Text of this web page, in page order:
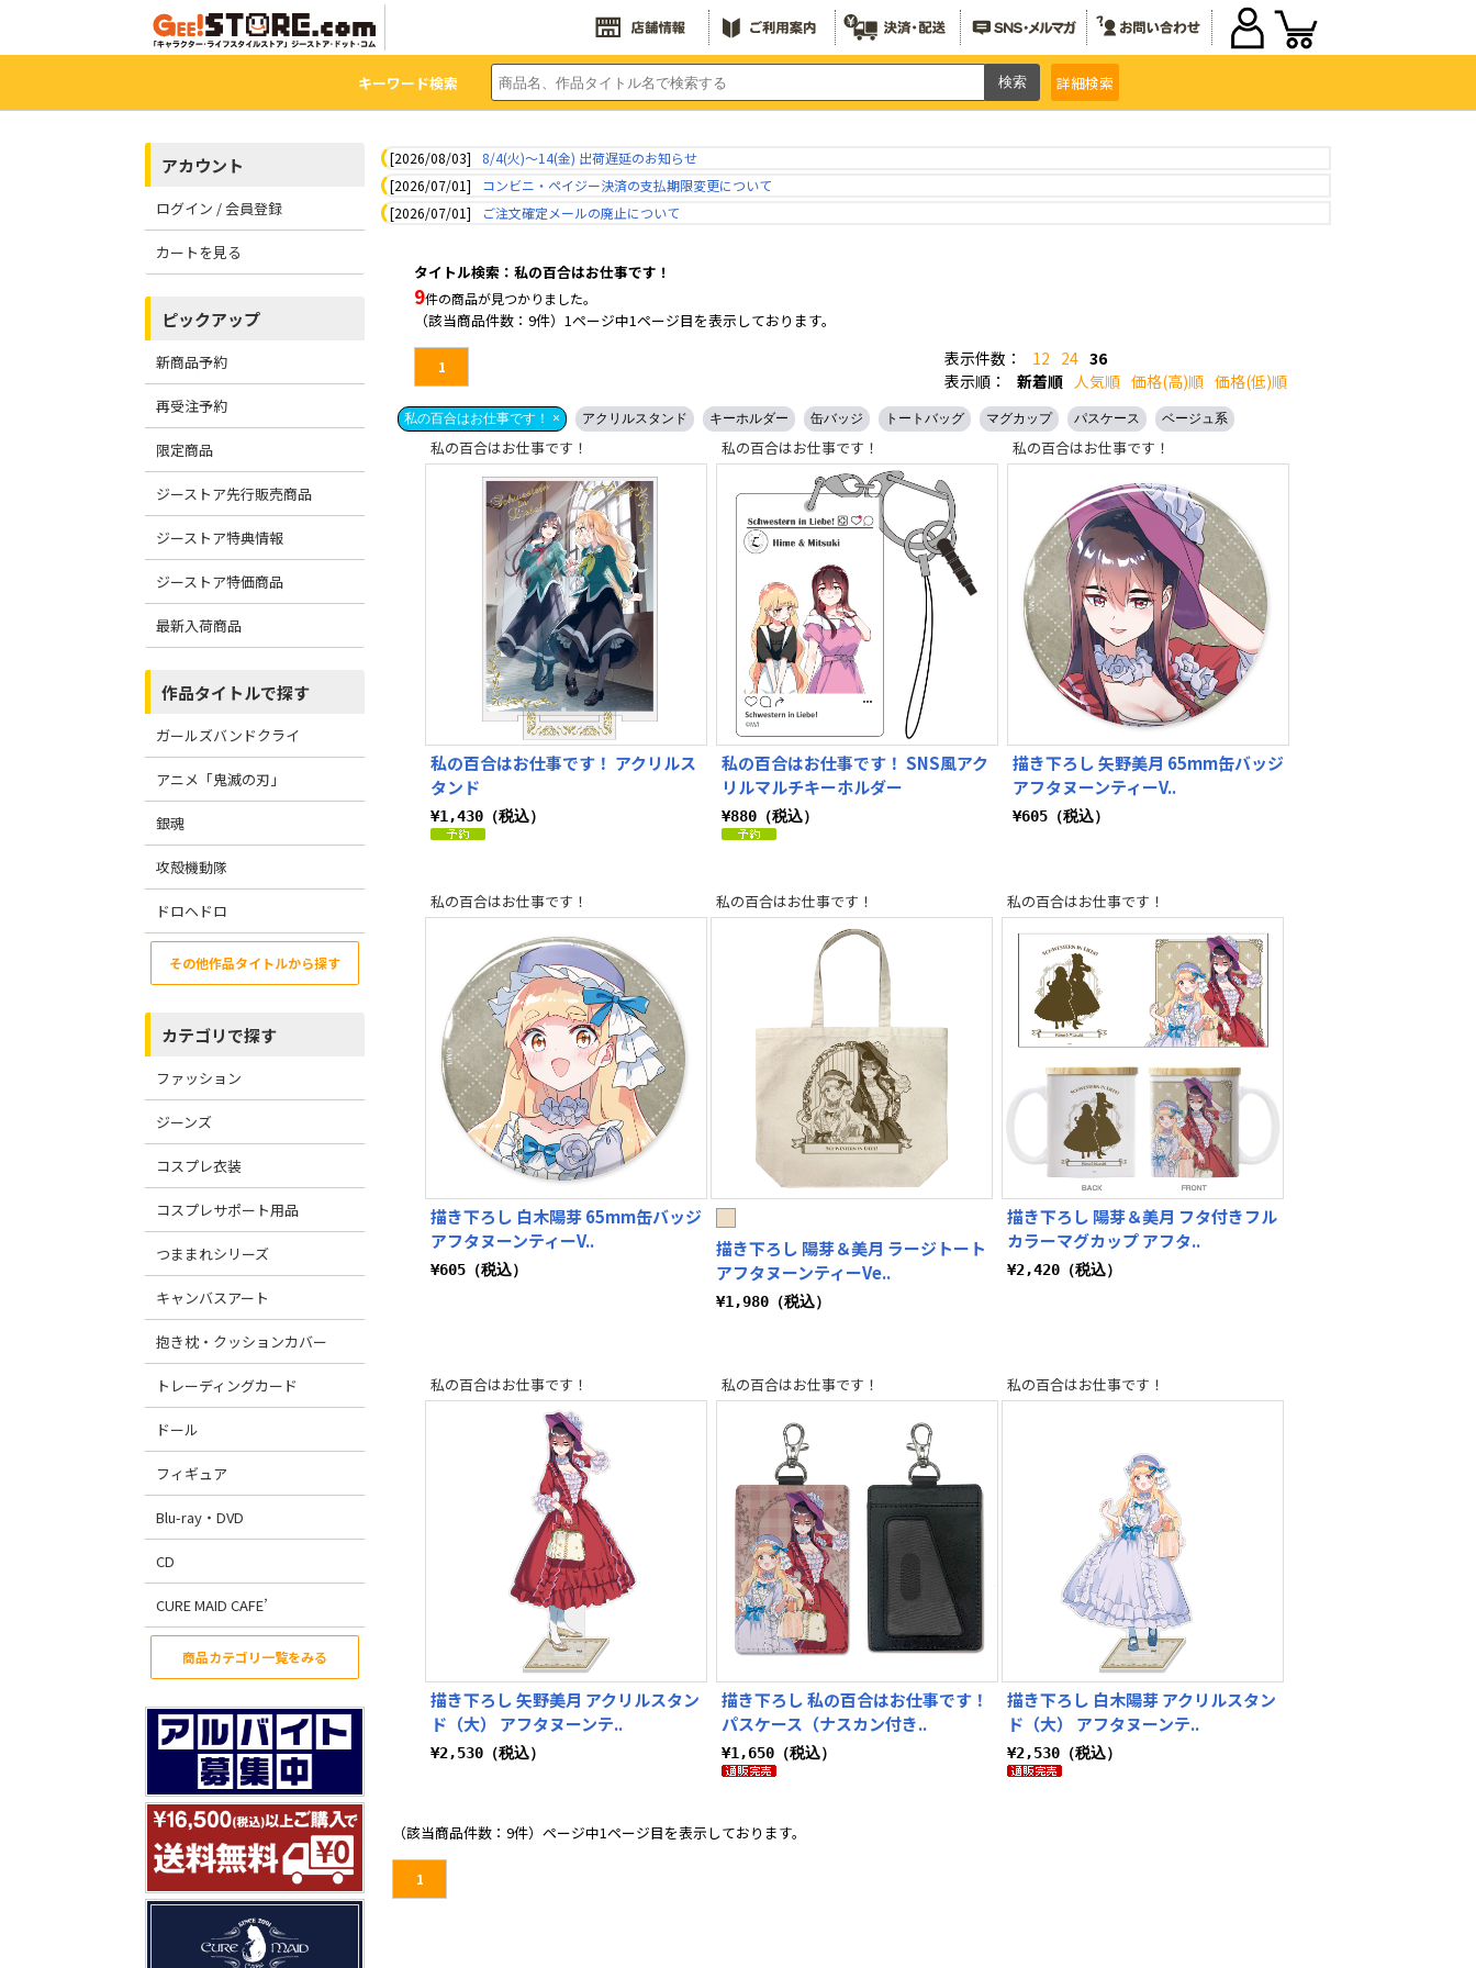
キーワード検索 詳細検索
アカウント
ログイン / 会員登録
カートを見る
ピックアップ
新商品予約
再受注予約
限定商品
ジーストア先行販売商品
ジーストア特典情報
ジーストア特価商品
最新入荷商品
作品タイトルで探す
ガールズバンドクライ
アニメ「鬼滅の刃」
銀魂
攻殻機動隊
ドロヘドロ
その他作品タイトルから探す
カテゴリで探す
ファッション
ジーンズ
コスプレ衣装
コスプレサポート用品
つままれシリーズ
キャンバスアート
抱き枕・クッションカバー
トレーディングカード
ドール
フィギュア
Blu-ray・DVD
CD
CURE MAID CAFE’
商品カテゴリ一覧をみる
[2026/08/03]
8/4(火)～14(金) 出荷遅延のお知らせ
[2026/07/01]
コンビニ・ペイジー決済の支払期限変更について
[2026/07/01]
ご注文確定メールの廃止について
タイトル検索：私の百合はお仕事です！
9件の商品が見つかりました。
（該当商品件数：9件）1ページ中1ページ目を表示しております。
1 表示件数： 12 24 36
表示順：
新着順 人気順 価格(高)順 価格(低)順
私の百合はお仕事です！ × アクリルスタンド キーホルダー 缶バッジ トートバッグ マグカップ パスケース ベージュ系
私の百合はお仕事です！
私の百合はお仕事です！ アクリルス
タンド
¥1,430（税込）
私の百合はお仕事です！
私の百合はお仕事です！ SNS風アク
リルマルチキーホルダー
¥880（税込）
私の百合はお仕事です！
描き下ろし 矢野美月 65mm缶バッジ
アフタヌーンティーV..
¥605（税込）
私の百合はお仕事です！
描き下ろし 白木陽芽 65mm缶バッジ
アフタヌーンティーV..
¥605（税込）
私の百合はお仕事です！
描き下ろし 陽芽＆美月 ラージトート
アフタヌーンティーVe..
¥1,980（税込）
私の百合はお仕事です！
描き下ろし 陽芽＆美月 フタ付きフル
カラーマグカップ アフタ..
¥2,420（税込）
私の百合はお仕事です！
描き下ろし 矢野美月 アクリルスタン
ド（大） アフタヌーンテ..
¥2,530（税込）
私の百合はお仕事です！
描き下ろし 私の百合はお仕事です！
パスケース（ナスカン付き..
¥1,650（税込）
私の百合はお仕事です！
描き下ろし 白木陽芽 アクリルスタン
ド（大） アフタヌーンテ..
¥2,530（税込）
（該当商品件数：9件）ページ中1ページ目を表示しております。
1